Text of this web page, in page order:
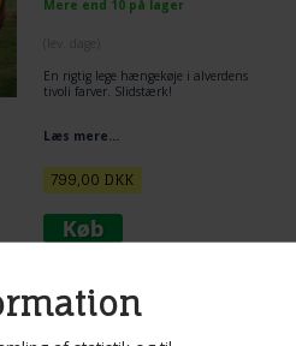
Mere end 10 på lager
En rigtig lege hængekøje i alverdens
tivoli farver. Slidstærk!
Læs mere...
799,00 DKK
Varenr. FM071
Ternet Hængekøje i